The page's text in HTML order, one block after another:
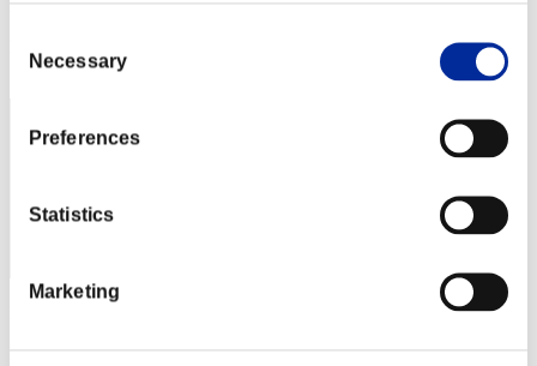
Selection
Necessary
Preferences
Statistics
Marketing
Puntos: -
62
Posición